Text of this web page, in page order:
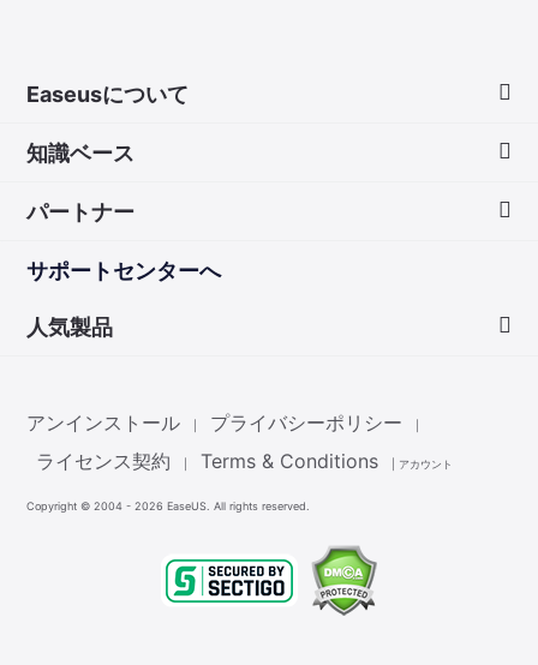
Easeusについて
お問い合わせ
知識ベース
Mac アプリ ストア
パートナー
サポートセンターへ
人気製品
Partition Master
Todo PCTrans
アンインストール プライバシーポリシー
ライセンス契約 Terms & Conditions アカウント
Copyright © 2004 - 2026 EaseUS. All rights reserved.